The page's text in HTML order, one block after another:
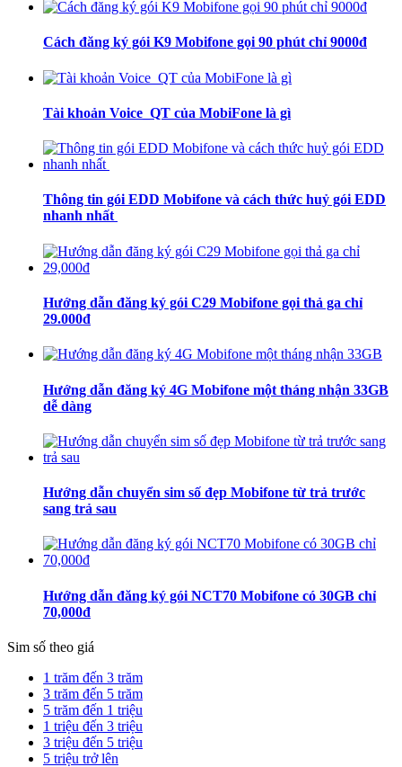
Cách đăng ký gói K9 Mobifone gọi 90 phút chỉ 9000đ
Tài khoản Voice_QT của MobiFone là gì
Thông tin gói EDD Mobifone và cách thức huỷ gói EDD
nhanh nhất
Hướng dẫn đăng ký gói C29 Mobifone gọi thả ga chỉ
29.000đ
Hướng dẫn đăng ký 4G Mobifone một tháng nhận 33GB
dễ dàng
Hướng dẫn chuyển sim số đẹp Mobifone từ trả trước
sang trả sau
Hướng dẫn đăng ký gói NCT70 Mobifone có 30GB chỉ
70,000đ
Sim số theo giá
1 trăm đến 3 trăm
3 trăm đến 5 trăm
5 trăm đến 1 triệu
1 triệu đến 3 triệu
3 triệu đến 5 triệu
5 triệu trở lên